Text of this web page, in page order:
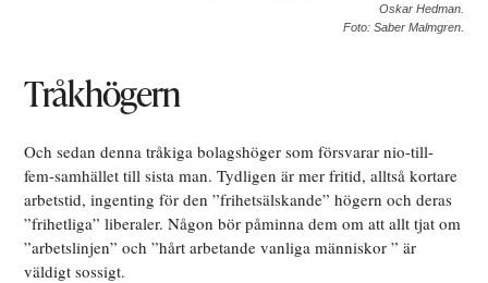
Oskar Hedman.
Foto: Saber Malmgren.
Tråkhögern
Och sedan denna tråkiga bolagshöger som försvarar nio-till-
fem-samhället till sista man. Tydligen är mer fritid, alltså kortare
arbetstid, ingenting för den ”frihetsälskande” högern och deras
”frihetliga” liberaler. Någon bör påminna dem om att allt tjat om
”arbetslinjen” och ”hårt arbetande vanliga människor ” är
väldigt sossigt.